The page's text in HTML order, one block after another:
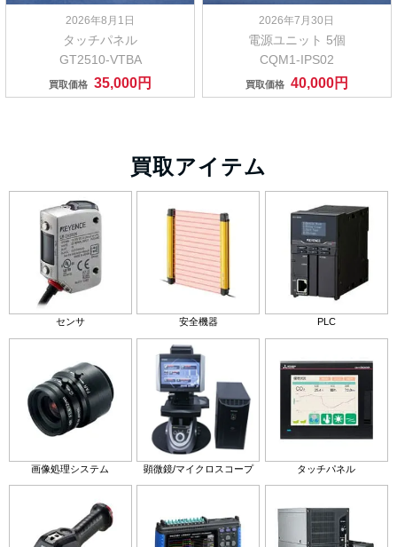
2026年8月1日
タッチパネル
GT2510-VTBA
買取価格 35,000円
2026年7月30日
電源ユニット 5個
CQM1-IPS02
買取価格 40,000円
買取アイテム
センサ 安全機器 PLC
画像処理システム 顕微鏡/マイクロスコープ タッチパネル